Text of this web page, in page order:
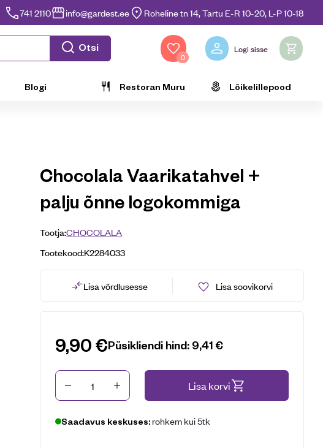
741 2110 info@gardest.ee Roheline tn 14, Tartu E-R 10-20, L-P 10-18
Otsi
0
Logi sisse
Blogi Restoran Muru Lõikelillepood
Chocolala Vaarikatahvel +
palju õnne logokommiga
Tootja:CHOCOLALA
Tootekood:K2284033
Lisa võrdlusesse Lisa soovikorvi
9,90€Püsikliendi hind: 9,41€
Kogus Lisa korvi
Saadavus keskuses: rohkem kui 5tk